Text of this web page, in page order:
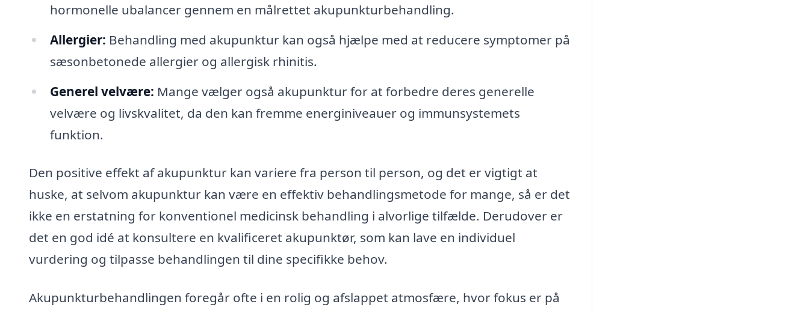
hormonelle ubalancer gennem en målrettet akupunkturbehandling.
Allergier: Behandling med akupunktur kan også hjælpe med at reducere symptomer på
sæsonbetonede allergier og allergisk rhinitis.
Generel velvære: Mange vælger også akupunktur for at forbedre deres generelle
velvære og livskvalitet, da den kan fremme energiniveauer og immunsystemets
funktion.
Den positive effekt af akupunktur kan variere fra person til person, og det er vigtigt at
huske, at selvom akupunktur kan være en effektiv behandlingsmetode for mange, så er det
ikke en erstatning for konventionel medicinsk behandling i alvorlige tilfælde. Derudover er
det en god idé at konsultere en kvalificeret akupunktør, som kan lave en individuel
vurdering og tilpasse behandlingen til dine specifikke behov.
Akupunkturbehandlingen foregår ofte i en rolig og afslappet atmosfære, hvor fokus er på